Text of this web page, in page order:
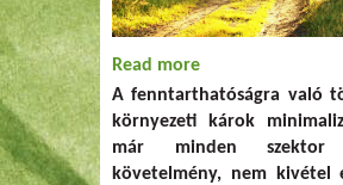
Read more about
nél!
A fenntarthatóságra való
környezeti károk
már minden szektor
követelmény, nem kivétel